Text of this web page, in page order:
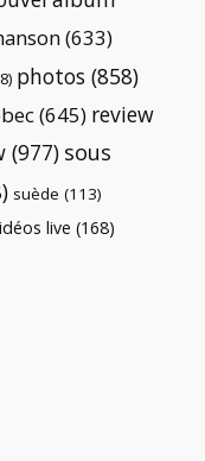
(633)
photos (858)
(645) review
(977) sous
suède (113)
live (168)